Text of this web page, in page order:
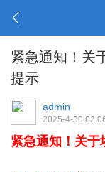
紧急通知！关
提示
admin
2025-4-30
紧急通知！关于